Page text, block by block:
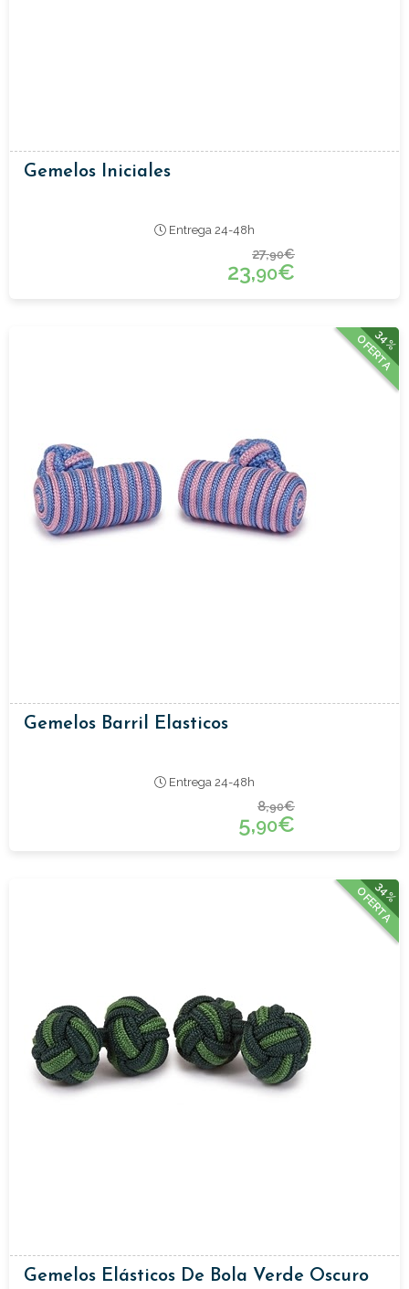
Gemelos Iniciales
Entrega 24-48h
27,90€
23,90€
34%
OFERTA
Gemelos Barril Elasticos
Entrega 24-48h
8,90€
5,90€
34%
OFERTA
Gemelos Elásticos De Bola Verde Oscuro